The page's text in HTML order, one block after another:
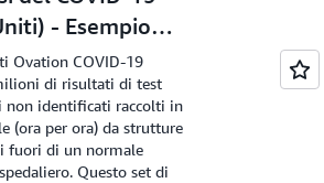
- Esempio
Ovation COVID-19
di risultati di test
non identificati raccolti in
(ora per ora) da strutture
fuori di un normale
Questo set di